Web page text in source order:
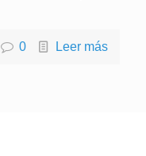
0 Leer más